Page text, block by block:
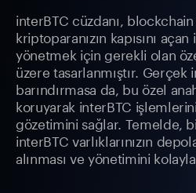
interBTC cüzdanı,
kriptoparanızın kapısını açan
yönetmek için gerekli olan
üzere tasarlanmıştır. Gerçek
barındırmasa da, bu özel
koruyarak interBTC
gözetimini sağlar. Temelde,
interBTC varlıklarınızın
alınması ve yönetimini